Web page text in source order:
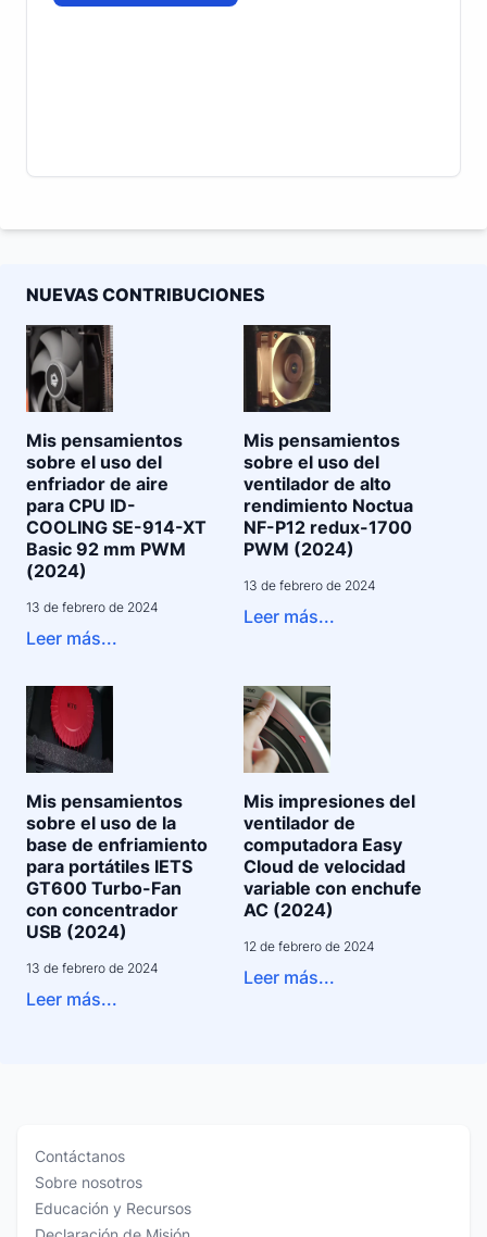
NUEVAS CONTRIBUCIONES
Mis pensamientos
sobre el uso del
enfriador de aire
para CPU ID-
COOLING SE-914-XT
Basic 92 mm PWM
(2024)
13 de febrero de 2024
Leer más...
Mis pensamientos
sobre el uso del
ventilador de alto
rendimiento Noctua
NF-P12 redux-1700
PWM (2024)
13 de febrero de 2024
Leer más...
Mis pensamientos
sobre el uso de la
base de enfriamiento
para portátiles IETS
GT600 Turbo-Fan
con concentrador
USB (2024)
13 de febrero de 2024
Leer más...
Mis impresiones del
ventilador de
computadora Easy
Cloud de velocidad
variable con enchufe
AC (2024)
12 de febrero de 2024
Leer más...
Contáctanos
Sobre nosotros
Educación y Recursos